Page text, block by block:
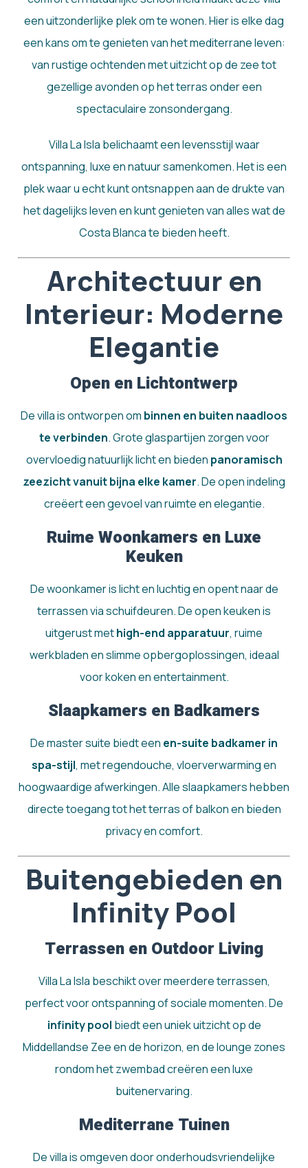
een uitzonderlijke plek om te wonen. Hier is elke dag
een kans om te genieten van het mediterrane leven:
van rustige ochtenden met uitzicht op de zee tot
gezellige avonden op het terras onder een
spectaculaire zonsondergang.
Villa La Isla belichaamt een levensstijl waar
ontspanning, luxe en natuur samenkomen. Het is een
plek waar u echt kunt ontsnappen aan de drukte van
het dagelijks leven en kunt genieten van alles wat de
Costa Blanca te bieden heeft.
Architectuur en
Interieur: Moderne
Elegantie
Open en Lichtontwerp
De villa is ontworpen om binnen en buiten naadloos
te verbinden. Grote glaspartijen zorgen voor
overvloedig natuurlijk licht en bieden panoramisch
zeezicht vanuit bijna elke kamer. De open indeling
creëert een gevoel van ruimte en elegantie.
Ruime Woonkamers en Luxe
Keuken
De woonkamer is licht en luchtig en opent naar de
terrassen via schuifdeuren. De open keuken is
uitgerust methigh-end apparatuur, ruime
werkbladen en slimme opbergoplossingen, ideaal
voor koken en entertainment.
Slaapkamers en Badkamers
De master suite biedt een en-suite badkamer in
spa-stijl, met regendouche, vloerverwarming en
hoogwaardige afwerkingen. Alle slaapkamers hebben
directe toegang tot het terras of balkon en bieden
privacy en comfort.
Buitengebieden en
Infinity Pool
Terrassen en Outdoor Living
Villa La Isla beschikt over meerdere terrassen,
perfect voor ontspanning of sociale momenten. De
infinity pool biedt een uniek uitzicht op de
Middellandse Zee en de horizon, en de lounge zones
rondom het zwembad creëren een luxe
buitenervaring.
Mediterrane Tuinen
De villa is omgeven door onderhoudsvriendelijke